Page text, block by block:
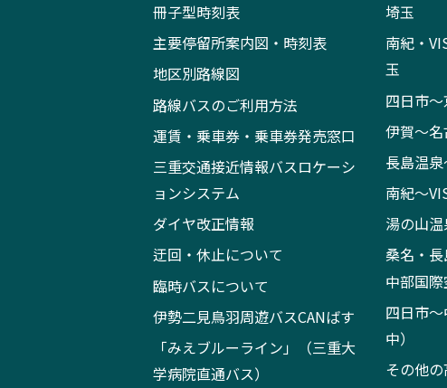
冊子型時刻表
主要停留所案内図・時刻表
地区別路線図
路線バスのご利用方法
運賃・乗車券・乗車券発売窓口
三重交通接近情報バスロケーシ
ョンシステム
ダイヤ改正情報
迂回・休止について
臨時バスについて
伊勢二見鳥羽周遊バスCANばす
「みえブルーライン」（三重大
学病院直通バス）
埼玉
南紀・
玉
四日市
伊賀～名
長島温
南紀～
湯の山
桑名・
中部国際
四日市
中）
その他